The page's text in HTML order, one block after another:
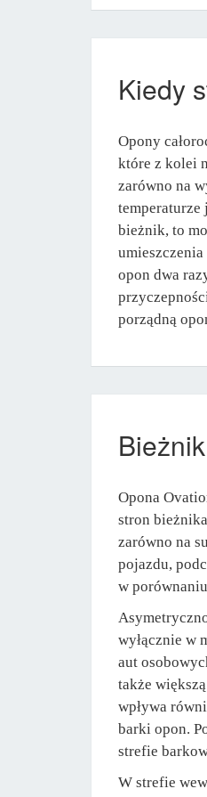
Kiedy
Opony
które z kolei
zarówno na
temperaturze
bieżnik, to
opon dwa
porządną
Bieżnik
Opona
stron
zarówno na
pojazdu,
w
wyłącznie w
aut
także
wpływa
barki opon.
strefie
W strefie